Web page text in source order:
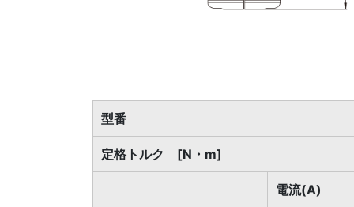
型番
定格トルク [N・m]
電流(A)